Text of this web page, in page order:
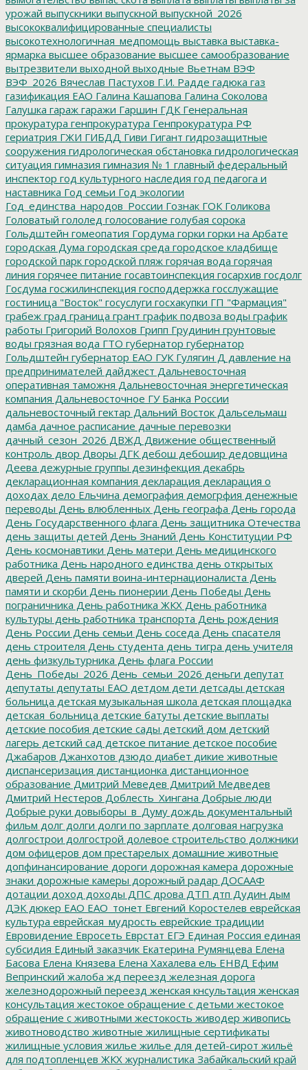
урожай выпускники выпускной выпускной_2026
высококвалифицированные специалисты
высокотехнологичная_медпомощь выставка выставка-
ярмарка высшее образование высшее самообразование
вытрезвители выходной выходные Вьетнам ВЭФ
ВЭФ_2026 Вячеслав Пастухов Г.И. Радде гадюка газ
газификация ЕАО Галина Кашапова Галина Соколова
Галушка гараж гаражи Гаршин ГДК Генеральная
прокуратура генпрокуратура Генпрокуратура РФ
гериатрия ГЖИ ГИБДД Гиви Гигант гидрозащитные
сооружения гидрологическая обстановка гидрологическая
ситуация гимназия гимназия № 1 главный федеральный
инспектор год культурного наследия год педагога и
наставника Год семьи Год экологии
Год_единства_народов_России Гознак ГОК Голикова
Головатый гололед голосование голубая сорока
Гольдштейн гомеопатия Гордума горки горки на Арбате
городская Дума городская среда городское кладбище
городской парк городской пляж горячая вода горячая
линия горячее питание госавтоинспекция госархив госдолг
Госдума госжилинспекция господдержка госслужащие
гостиница "Восток" госуслуги госхакупки ГП "Фармация"
грабеж град граница грант график подвоза воды график
работы Григорий Волохов Грипп Грудинин грунтовые
воды грязная вода ГТО губернатор губернатор
Гольдштейн губернатор ЕАО ГУК Гулягин Д давление на
предпринимателей дайджест Дальневосточная
оперативная таможня Дальневосточная энергетическая
компания Дальневосточное ГУ Банка России
дальневосточный гектар Дальний Восток Дальсельмаш
дамба дачное расписание дачные перевозки
дачный_сезон_2026 ДВЖД Движение общественный
контроль двор Дворы ДГК дебош дебошир дедовщина
Деева дежурные группы дезинфекция декабрь
декларационная компания декларация декларация о
доходах дело Ельчина демография демогрфия денежные
переводы День влюбленных День географа День города
День Государственного флага День защитника Отечества
день защиты детей День Знаний День Конституции РФ
День космонавтики День матери День медицинского
работника День народного единства день открытых
дверей День памяти воина-интернационалиста День
памяти и скорби День пионерии День Победы День
пограничника День работника ЖКХ День работника
культуры день работника транспорта День рождения
День России День семьи День соседа День спасателя
день строителя День студента день тигра день учителя
день физкультурника День флага России
День_Победы_2026 День_семьи_2026 деньги депутат
депутаты депутаты ЕАО детдом дети детсады детская
больница детская музыкальная школа детская площадка
детская_больница детские батуты детские выплаты
детские пособия детские сады детский дом детский
лагерь детский сад детское питание детское пособие
Джабаров Джанхотов дзюдо диабет дикие животные
диспансеризация дистанционка дистанционное
образование Дмитрий Меведев Дмитрий Медведев
Дмитрий Нестеров Доблесть_Хингана Добрые люди
Добрые руки довыборы_в_Думу дождь документальный
фильм долг долги долги по зарплате долговая нагрузка
долгострои долгострой долевое строительство должники
дом офицеров дом престарелых домашние животные
допфинансирование дороги дорожная камера дорожные
знаки дорожные камеры дорожный радар ДОСААФ
дотации доход доходы ДПС дрова ДТП дтп Дудин дым
ДЭК дюкер ЕАО ЕАО_тонет Евгений Коростелев еврейская
культура еврейская_мудрость еврейские традиции
Евровидение Евросеть Еврстат ЕГЭ Единая Россия единая
субсидия Единый заказчик Екатерина Румянцева Елена
Басова Елена Князева Елена Хахалева ель ЕНВД Ефим
Вепринский жалоба жд переезд железная дорога
железнодорожный переезд женская кнсультация женская
консультация жестокое обращение с детьми жестокое
обращение с животными жестокость живодер живопись
животноводство животные жилищные сертификаты
жилищные условия жилье жилье для детей-сирот жильё
для подтопленцев ЖКХ журналистика Забайкальский край